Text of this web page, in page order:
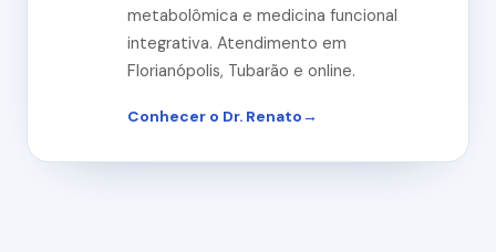
metabolômica e medicina funcional
integrativa. Atendimento em
Florianópolis, Tubarão e online.
Conhecer o Dr. Renato